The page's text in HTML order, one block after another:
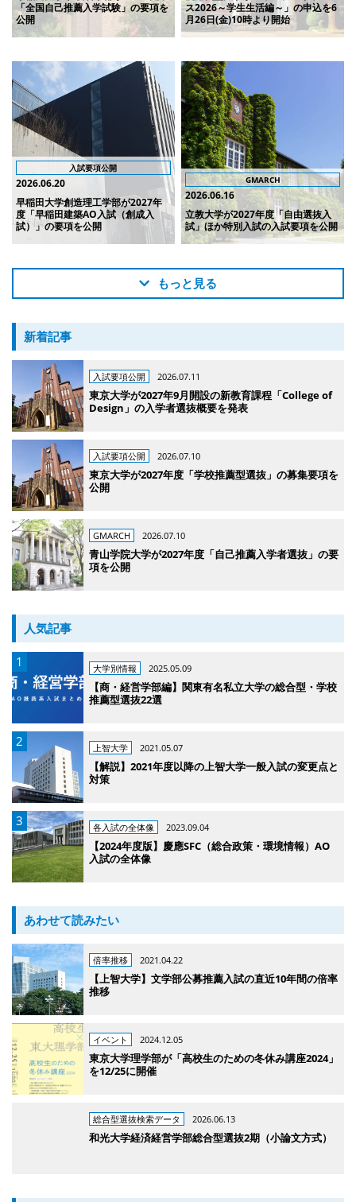
「全国自己推薦入学試験」の要項を
公開
ス2026～学生生活編～」の申込を6
月26日(金)10時より開始
入試要項公開
2026.06.20
早稲田大学創造理工学部が2027年
度「早稲田建築AO入試（創成入
試）」の要項を公開
GMARCH
2026.06.16
立教大学が2027年度「自由選抜入
試」ほか特別入試の入試要項を公開
もっと見る
新着記事
入試要項公開 2026.07.11
東京大学が2027年9月開設の新教育課程「College of
Design」の入学者選抜概要を発表
入試要項公開 2026.07.10
東京大学が2027年度「学校推薦型選抜」の募集要項を
公開
GMARCH 2026.07.10
青山学院大学が2027年度「自己推薦入学者選抜」の要
項を公開
人気記事
大学別情報 2025.05.09
【商・経営学部編】関東有名私立大学の総合型・学校
推薦型選抜22選
上智大学 2021.05.07
【解説】2021年度以降の上智大学一般入試の変更点と
対策
各入試の全体像 2023.09.04
【2024年度版】慶應SFC（総合政策・環境情報）AO
入試の全体像
あわせて読みたい
倍率推移 2021.04.22
【上智大学】文学部公募推薦入試の直近10年間の倍率
推移
イベント 2024.12.05
東京大学理学部が「高校生のための冬休み講座2024」
を12/25に開催
総合型選抜検索データ 2026.06.13
和光大学経済経営学部総合型選抜2期（小論文方式）